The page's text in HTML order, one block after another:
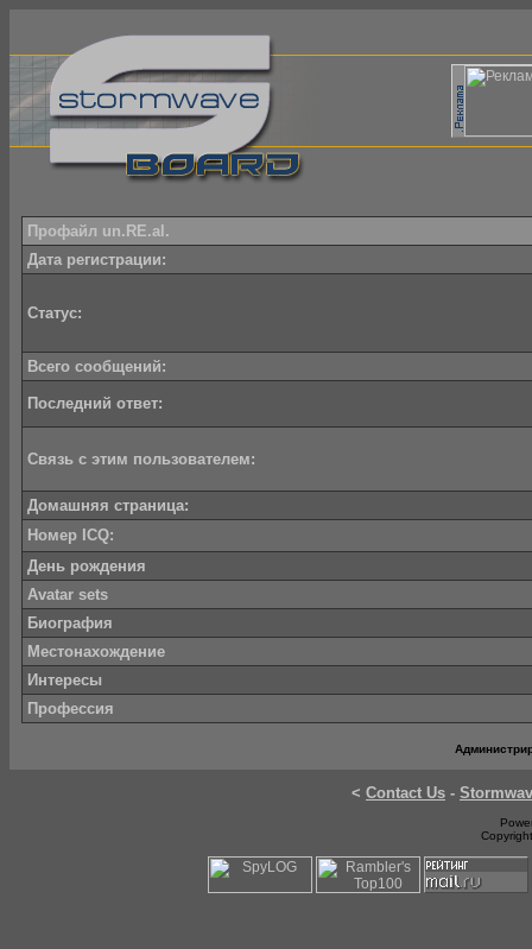
Профайл un.RE.al.
Дата регистрации:
Статус:
Всего сообщений:
Последний ответ:
Связь с этим пользователем:
Домашняя страница:
Номер ICQ:
День рождения
Avatar sets
Биография
Местонахождение
Интересы
Профессия
< Contact Us -